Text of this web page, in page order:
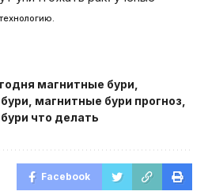
магнитные бури
магнитные бури прогноз
что делать
Facebook